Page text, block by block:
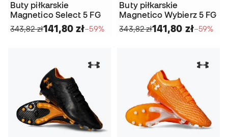
Buty piłkarskie
Magnetico Select 5 FG
343,82 zł141,80 zł−59%
Buty piłkarskie
Magnetico Wybierz 5 FG
343,82 zł141,80 zł−59%